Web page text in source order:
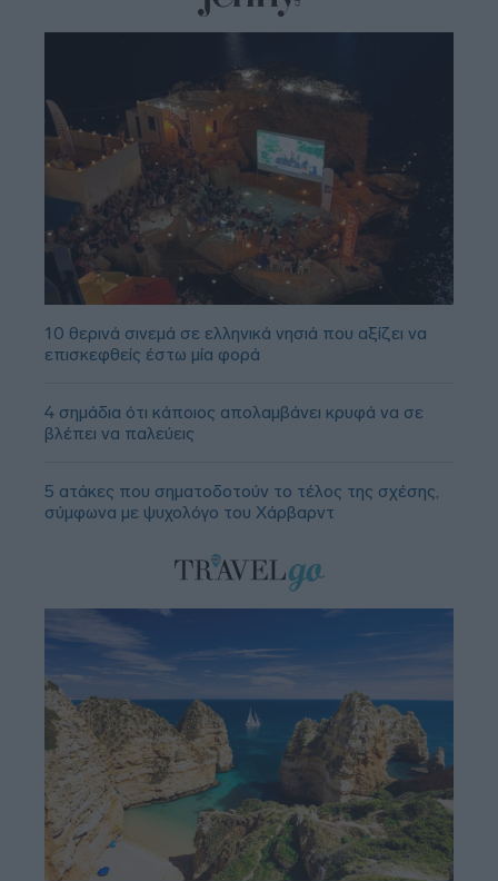
10 θερινά σινεμά σε ελληνικά νησιά που αξίζει να
επισκεφθείς έστω μία φορά
4 σημάδια ότι κάποιος απολαμβάνει κρυφά να σε
βλέπει να παλεύεις
5 ατάκες που σηματοδοτούν το τέλος της σχέσης,
σύμφωνα με ψυχολόγο του Χάρβαρντ